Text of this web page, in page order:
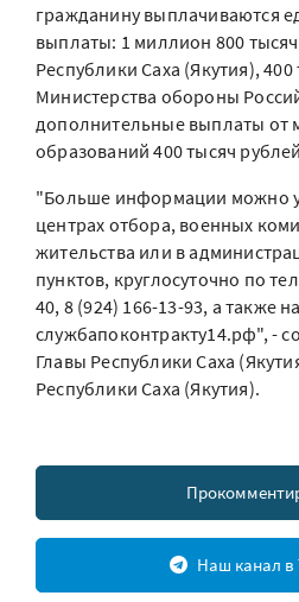
гражданину выплачиваются
выплаты: 1 миллион 800
Республики Саха (Якутия),
Министерства обороны
дополнительные выплаты от
образований 400 тысяч
"Больше информации можно
центрах отбора, военных
жительства или в
пунктов, круглосуточно по
40, 8 (924) 166-13-93, а также
службапоконтракту14.рф", -
Главы Республики Саха
Республики Саха (Якутия).
Наш канал в